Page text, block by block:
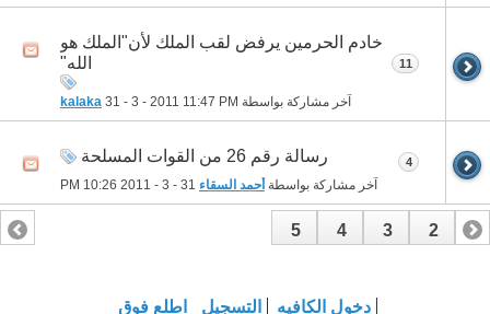
خادم الحرمين يرفض لقب الملك لأن"الملك هو
الله"
آخر مشاركة بواسطة kalaka 31 - 3 - 2011 11:47 PM
11
رسالة رقم 26 من القوات المسلحة
آخر مشاركة بواسطة أحمد السقاء 10:26 PM
4
1
2
3
4
5
دخول الكافيه التسجيل اطلع فوق